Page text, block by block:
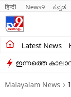
हिन्दी News9 ಕನ್ನಡ
Latest News
Kerala
India
Entertainment
ഇന്നത്തെ
Malayalam News